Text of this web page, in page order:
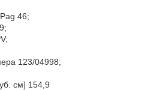
46;
123/04998;
см] 154,9